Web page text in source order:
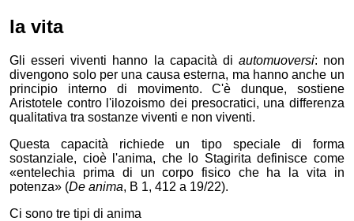
la vita
Gli esseri viventi hanno la capacità di automuoversi: non
divengono solo per una causa esterna, ma hanno anche un
principio interno di movimento. C'è dunque, sostiene
Aristotele contro l'ilozoismo dei presocratici, una differenza
qualitativa tra sostanze viventi e non viventi.
Questa capacità richiede un tipo speciale di forma
sostanziale, cioè l'anima, che lo Stagirita definisce come
entelechia prima di un corpo fisico che ha la vita in
potenza
(De anima, B 1, 412 a 19/22).
Ci sono tre tipi di anima